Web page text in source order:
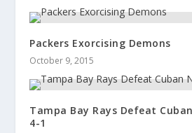
Packers Exorcising Demons
October 9, 2015
Tampa Bay Rays Defeat
4-1